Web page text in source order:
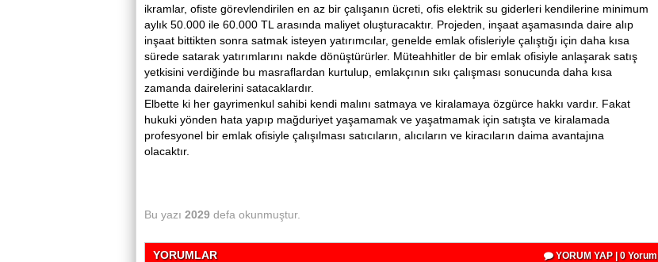
ikramlar, ofiste görevlendirilen en az bir çalışanın ücreti, ofis elektrik su giderleri kendilerine minimum
aylık 50.000 ile 60.000 TL arasında maliyet oluşturacaktır. Projeden, inşaat aşamasında daire alıp
inşaat bittikten sonra satmak isteyen yatırımcılar, genelde emlak ofisleriyle çalıştığı için daha kısa
sürede satarak yatırımlarını nakde dönüştürürler. Müteahhitler de bir emlak ofisiyle anlaşarak satış
yetkisini verdiğinde bu masraflardan kurtulup, emlakçının sıkı çalışması sonucunda daha kısa
zamanda dairelerini satacaklardır.
Elbette ki her gayrimenkul sahibi kendi malını satmaya ve kiralamaya özgürce hakkı vardır. Fakat
hukuki yönden hata yapıp mağduriyet yaşamamak ve yaşatmamak için satışta ve kiralamada
profesyonel bir emlak ofisiyle çalışılması satıcıların, alıcıların ve kiracıların daima avantajına
olacaktır.
Bu yazı 2029 defa okunmuştur.
YORUMLAR YORUM YAP | 0 Yorum